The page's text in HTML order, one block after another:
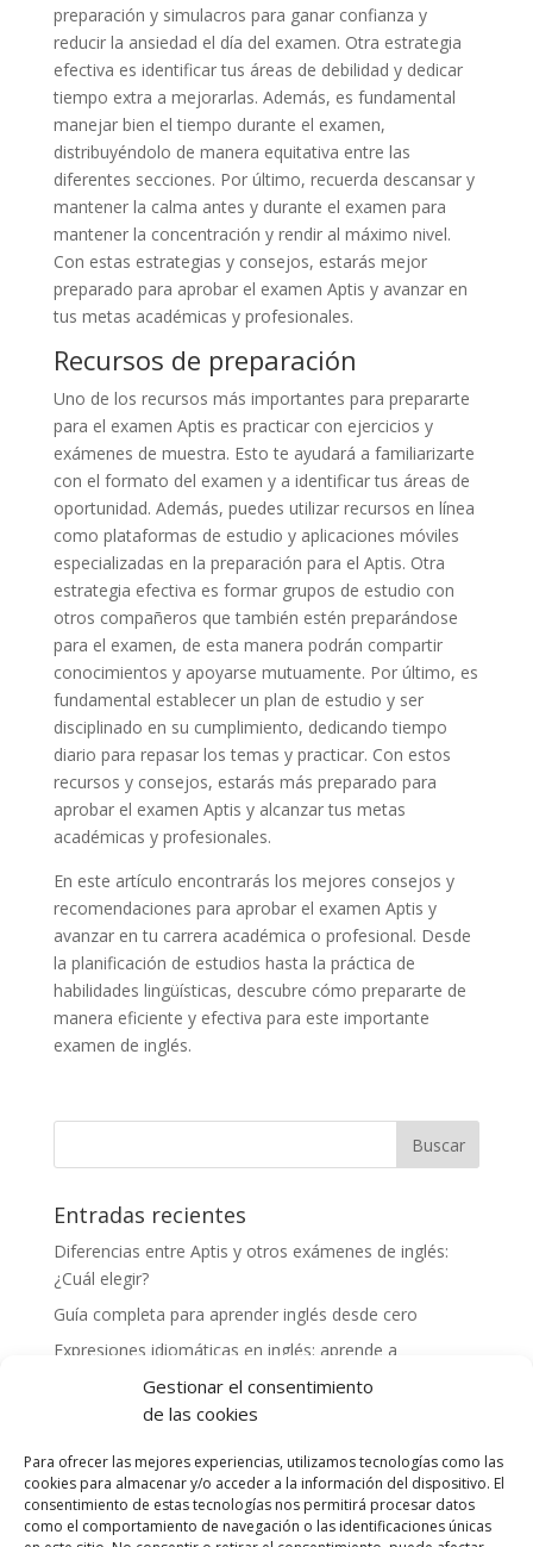
Gestionar el consentimiento
de las cookies
Para ofrecer las mejores experiencias, utilizamos tecnologías como las
cookies para almacenar y/o acceder a la información del dispositivo. El
consentimiento de estas tecnologías nos permitirá procesar datos
como el comportamiento de navegación o las identificaciones únicas
preparación y simulacros para ganar confianza y
reducir la ansiedad el día del examen. Otra estrategia
efectiva es identificar tus áreas de debilidad y dedicar
tiempo extra a mejorarlas. Además, es fundamental
manejar bien el tiempo durante el examen,
distribuyéndolo de manera equitativa entre las
diferentes secciones. Por último, recuerda descansar y
mantener la calma antes y durante el examen para
mantener la concentración y rendir al máximo nivel.
Con estas estrategias y consejos, estarás mejor
preparado para aprobar el examen Aptis y avanzar en
tus metas académicas y profesionales.
Recursos de preparación
Uno de los recursos más importantes para prepararte
para el examen Aptis es practicar con ejercicios y
exámenes de muestra. Esto te ayudará a familiarizarte
con el formato del examen y a identificar tus áreas de
oportunidad. Además, puedes utilizar recursos en línea
como plataformas de estudio y aplicaciones móviles
especializadas en la preparación para el Aptis. Otra
estrategia efectiva es formar grupos de estudio con
otros compañeros que también estén preparándose
para el examen, de esta manera podrán compartir
conocimientos y apoyarse mutuamente. Por último, es
fundamental establecer un plan de estudio y ser
disciplinado en su cumplimiento, dedicando tiempo
diario para repasar los temas y practicar. Con estos
recursos y consejos, estarás más preparado para
aprobar el examen Aptis y alcanzar tus metas
académicas y profesionales.
En este artículo encontrarás los mejores consejos y
recomendaciones para aprobar el examen Aptis y
avanzar en tu carrera académica o profesional. Desde
la planificación de estudios hasta la práctica de
habilidades lingüísticas, descubre cómo prepararte de
manera eficiente y efectiva para este importante
examen de inglés.
Entradas recientes
Diferencias entre Aptis y otros exámenes de inglés:
¿Cuál elegir?
Guía completa para aprender inglés desde cero
Expresiones idiomáticas en inglés: aprende a
comunicarte como un nativo
Cómo mejorar tu vocabulario en inglés: consejos y
Experiencias exitosas de profesores preparando a
alumnos para el examen Aptis